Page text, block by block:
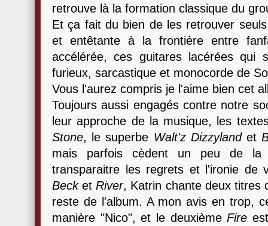
retrouve là la formation classique du
Et ça fait du bien de les retrouver
et entêtante à la frontière entre
accélérée, ces guitares lacérées qui
furieux, sarcastique et monocorde de
Vous l'aurez compris je l'aime bien cet
Toujours aussi engagés contre notre
leur approche de la musique, les
Stone, le superbe Walt'z Dizzylandet
mais parfois cèdent un peu de la
transparaitre les regrets et l'ironie de
BecketRiver, Katrin chante deux titres
reste de l'album. A mon avis en trop,
manière "Nico", et le deuxièmeFire